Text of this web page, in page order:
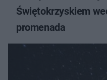
Świętokrzyskiem
promenada